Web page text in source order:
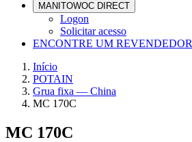
MANITOWOC DIRECT
Logon
Solicitar acesso
ENCONTRE UM REVENDEDOR
Início
POTAIN
Grua fixa — China
MC 170C
MC 170C